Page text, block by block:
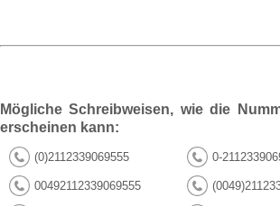
Mögliche Schreibweisen, wie die
erscheinen kann:
(0)2112339069555 0-
00492112339069555